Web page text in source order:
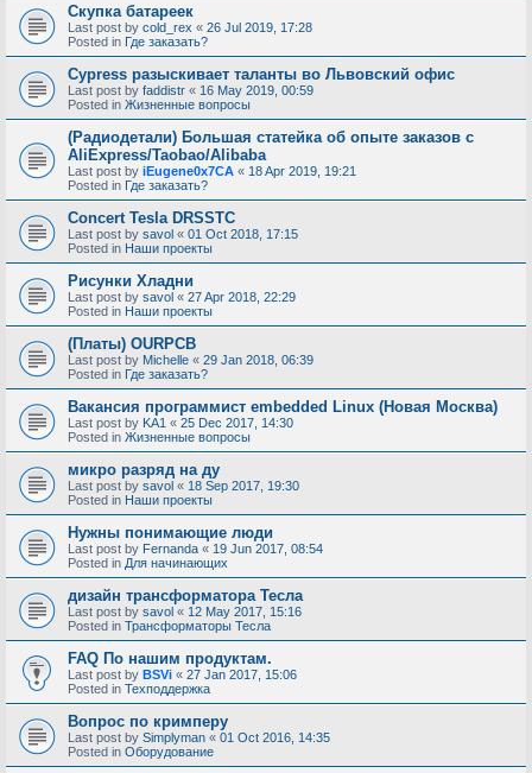
Скупка батареек
Last post by cold_rex « 26 Jul 2019, 17:28
Posted in Где заказать?
Cypress разыскивает таланты во Львовский офис
Last post by faddistr « 16 May 2019, 00:59
Posted in Жизненные вопросы
(Радиодетали) Большая статейка об опыте заказов с
AliExpress/Taobao/Alibaba
Last post by iEugene0x7CA « 18 Apr 2019, 19:21
Posted in Где заказать?
Concert Tesla DRSSTC
Last post by savol « 01 Oct 2018, 17:15
Posted in Наши проекты
Рисунки Хладни
Last post by savol « 27 Apr 2018, 22:29
Posted in Наши проекты
(Платы) OURPCB
Last post by Michelle « 29 Jan 2018, 06:39
Posted in Где заказать?
Вакансия программист embedded Linux (Новая Москва)
Last post by KA1 « 25 Dec 2017, 14:30
Posted in Жизненные вопросы
микро разряд на ду
Last post by savol « 18 Sep 2017, 19:30
Posted in Наши проекты
Нужны понимающие люди
Last post by Fernanda « 19 Jun 2017, 08:54
Posted in Для начинающих
дизайн трансформатора Тесла
Last post by savol « 12 May 2017, 15:16
Posted in Трансформаторы Тесла
FAQ По нашим продуктам.
Last post by BSVi « 27 Jan 2017, 15:06
Posted in Техподдержка
Вопрос по кримперу
Last post by Simplyman « 01 Oct 2016, 14:35
Posted in Оборудование